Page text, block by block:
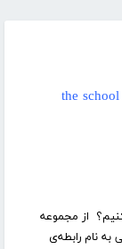
the
از مجموعه
به نام رابطه‌ی